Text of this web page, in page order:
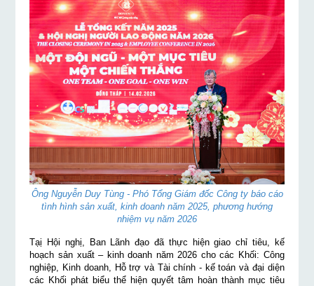
Ông Nguyễn Duy Tùng - Phó Tổng Giám đốc Công ty báo cáo
tình hình sản xuất, kinh doanh năm 2025, phương hướng
nhiệm vụ năm 2026
Tạị Hội nghị, Ban Lãnh đạo đã thực hiện giao chỉ tiêu, kế
hoạch sản xuất – kinh doanh năm 2026 cho các Khối: Công
nghiệp, Kinh doanh, Hỗ trợ và Tài chính - kế toán và đại diện
các Khối phát biểu thể hiện quyết tâm hoàn thành mục tiêu